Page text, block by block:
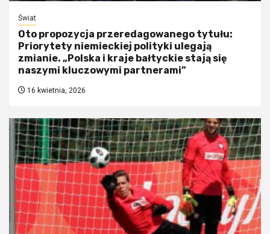
Świat
Oto propozycja przeredagowanego tytułu:
Priorytety niemieckiej polityki ulegają
zmianie. „Polska i kraje bałtyckie stają się
naszymi kluczowymi partnerami”
16 kwietnia, 2026